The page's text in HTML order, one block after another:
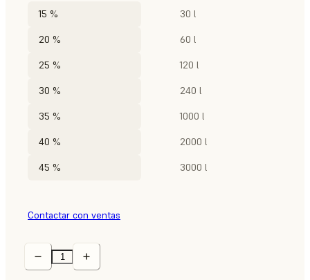
15 % 30 l
20 % 60 l
25 % 120 l
30 % 240 l
35 % 1000 l
40 % 2000 l
45 % 3000 l
Contactar con ventas